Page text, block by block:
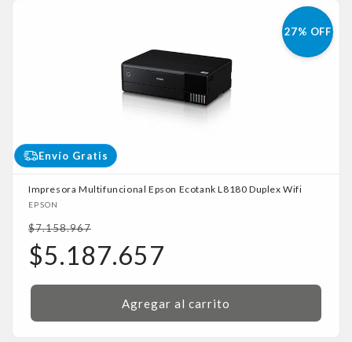
27% OFF
Envío Gratis
Impresora Multifuncional Epson Ecotank L8180 Duplex Wifi
Proveedor:
EPSON
Precio
habitual
$7.158.967
Precio
de
oferta
$5.187.657
Agregar al carrito